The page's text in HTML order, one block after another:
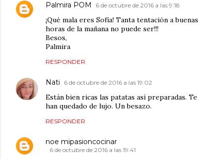
Palmira POM 6 de octubre de 2016 a las 9:18
¡Qué mala eres Sofía! Tanta tentación a buenas
horas de la mañana no puede ser!!!
Besos,
Palmira
RESPONDER
Nati 6 de octubre de 2016 a las 19:02
Están bien ricas las patatas así preparadas. Te
han quedado de lujo. Un besazo.
RESPONDER
noe mipasioncocinar
6 de octubre de 2016 a las 19:41